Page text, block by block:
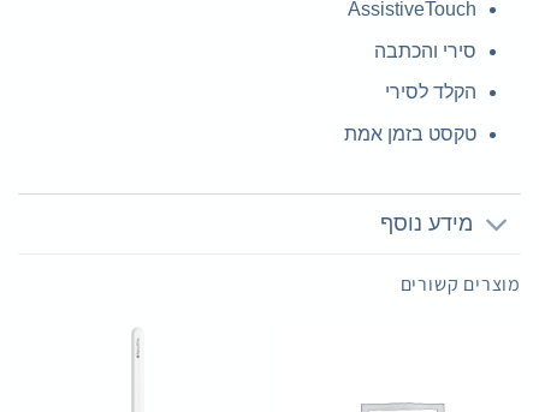
AssistiveTouch
סירי והכתבה
הקלד לסירי
טקסט בזמן אמת
מידע נוסף
מוצרים קשורים